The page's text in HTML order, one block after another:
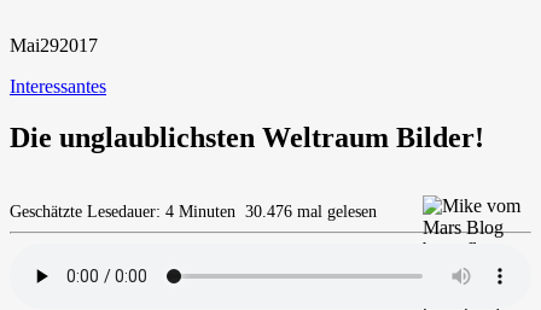
Mai292017
Interessantes
Die unglaublichsten Weltraum Bilder!
Geschätzte Lesedauer: 4 Minuten 30.476 mal gelesen